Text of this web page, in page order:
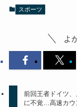
スポーツ
よ
前回王者ドイツ、
に不覚…高速カウ